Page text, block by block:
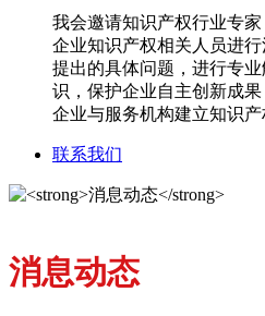
我会邀请知识产权行业专
企业知识产权相关人员进
提出的具体问题，进行专
识，保护企业自主创新成
企业与服务机构建立知识产
联系我们
消息动态